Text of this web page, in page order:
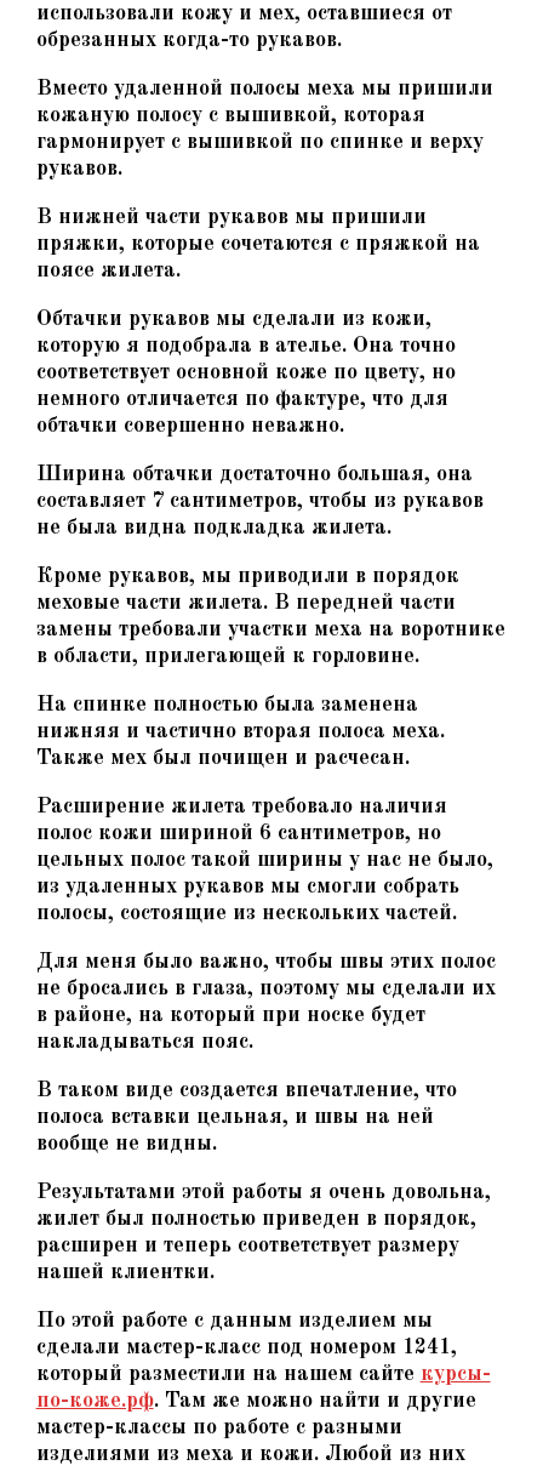
использовали кожу и мех, оставшиеся от
обрезанных когда-то рукавов.
Вместо удаленной полосы меха мы пришили
кожаную полосу с вышивкой, которая
гармонирует с вышивкой по спинке и верху
рукавов.
В нижней части рукавов мы пришили
пряжки, которые сочетаются с пряжкой на
поясе жилета.
Обтачки рукавов мы сделали из кожи,
которую я подобрала в ателье. Она точно
соответствует основной коже по цвету, но
немного отличается по фактуре, что для
обтачки совершенно неважно.
Ширина обтачки достаточно большая, она
составляет 7 сантиметров, чтобы из рукавов
не была видна подкладка жилета.
Кроме рукавов, мы приводили в порядок
меховые части жилета. В передней части
замены требовали участки меха на воротнике
в области, прилегающей к горловине.
На спинке полностью была заменена
нижняя и частично вторая полоса меха.
Также мех был почищен и расчесан.
Расширение жилета требовало наличия
полос кожи шириной 6 сантиметров, но
цельных полос такой ширины у нас не было,
из удаленных рукавов мы смогли собрать
полосы, состоящие из нескольких частей.
Для меня было важно, чтобы швы этих полос
не бросались в глаза, поэтому мы сделали их
в районе, на который при носке будет
накладываться пояс.
В таком виде создается впечатление, что
полоса вставки цельная, и швы на ней
вообще не видны.
Результатами этой работы я очень довольна,
жилет был полностью приведен в порядок,
расширен и теперь соответствует размеру
нашей клиентки.
По этой работе с данным изделием мы
сделали мастер-класс под номером 1241,
который разместили на нашем сайте курсы-
по-коже.рф. Там же можно найти и другие
мастер-классы по работе с разными
изделиями из меха и кожи. Любой из них